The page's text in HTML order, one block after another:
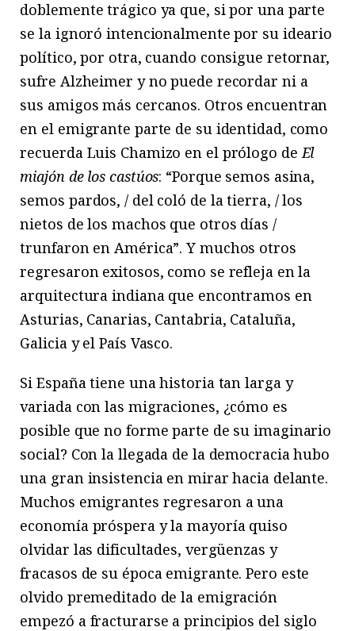
doblemente trágico ya que, si por una parte
se la ignoró intencionalmente por su ideario
político, por otra, cuando consigue retornar,
sufre Alzheimer y no puede recordar ni a
sus amigos más cercanos. Otros encuentran
en el emigrante parte de su identidad, como
recuerda Luis Chamizo en el prólogo de El
miajón de los castúos: “Porque semos asina,
semos pardos, / del coló de la tierra, / los
nietos de los machos que otros días /
trunfaron en América”. Y muchos otros
regresaron exitosos, como se refleja en la
arquitectura indiana que encontramos en
Asturias, Canarias, Cantabria, Cataluña,
Galicia y el País Vasco.
Si España tiene una historia tan larga y
variada con las migraciones, ¿cómo es
posible que no forme parte de su imaginario
social? Con la llegada de la democracia hubo
una gran insistencia en mirar hacia delante.
Muchos emigrantes regresaron a una
economía próspera y la mayoría quiso
olvidar las dificultades, vergüenzas y
fracasos de su época emigrante. Pero este
olvido premeditado de la emigración
empezó a fracturarse a principios del siglo